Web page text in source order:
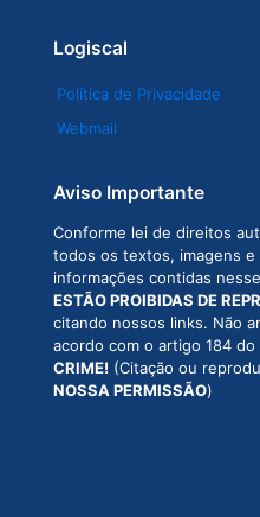
Logiscal
Política de Privacidade
Webmail
Aviso Importante
Conforme lei de direitos
todos os textos, imagens e
informações contidas
ESTÃO PROIBIDAS DE
citando nossos links. Não
acordo com o artigo 184
CRIME! (Citação ou
NOSSA PERMISSÃO)